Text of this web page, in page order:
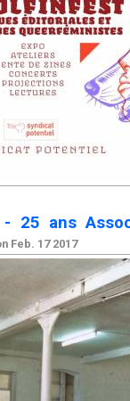
25 ans
Feb. 17 2017